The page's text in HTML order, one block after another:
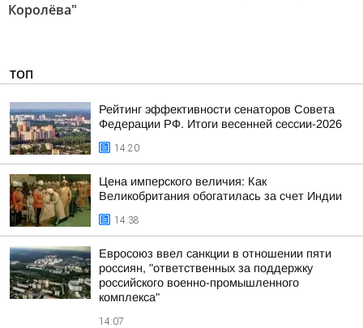
Королёва"
ТОП
Рейтинг эффективности сенаторов Совета
Федерации РФ. Итоги весенней сессии-2026
14:20
Цена имперского величия: Как
Великобритания обогатилась за счет Индии
14:38
Евросоюз ввел санкции в отношении пяти
россиян, "ответственных за поддержку
российского военно-промышленного
комплекса"
14:07